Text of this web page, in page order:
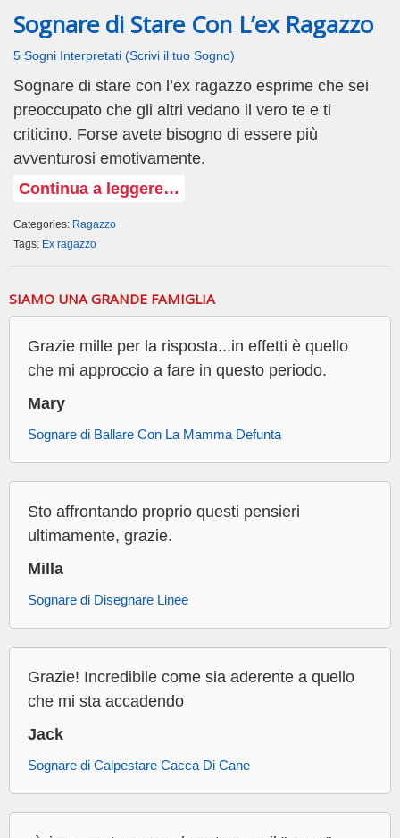
Sognare di Stare Con L’ex Ragazzo
5 Sogni Interpretati (Scrivi il tuo Sogno)
Sognare di stare con l’ex ragazzo esprime che sei
preoccupato che gli altri vedano il vero te e ti
criticino. Forse avete bisogno di essere più
avventurosi emotivamente.
Continua a leggere…
Categories: Ragazzo
Tags: Ex ragazzo
SIAMO UNA GRANDE FAMIGLIA
Grazie mille per la risposta...in effetti è quello
che mi approccio a fare in questo periodo.
Mary
Sognare di Ballare Con La Mamma Defunta
Sto affrontando proprio questi pensieri
ultimamente, grazie.
Milla
Sognare di Disegnare Linee
Grazie! Incredibile come sia aderente a quello
che mi sta accadendo
Jack
Sognare di Calpestare Cacca Di Cane